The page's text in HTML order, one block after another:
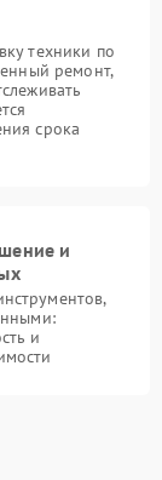
техники по
ремонт,
срока
и
и